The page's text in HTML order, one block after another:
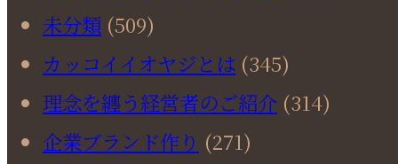
未分類 (509)
カッコイイオヤジとは (345)
理念を纏う経営者のご紹介 (314)
企業ブランド作り (271)